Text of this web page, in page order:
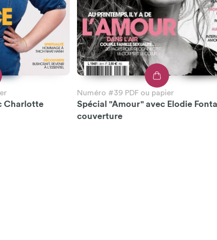
Charlotte
Numéro #39 PDF ou papier
Spécial "Amour" avec Elodie
couverture